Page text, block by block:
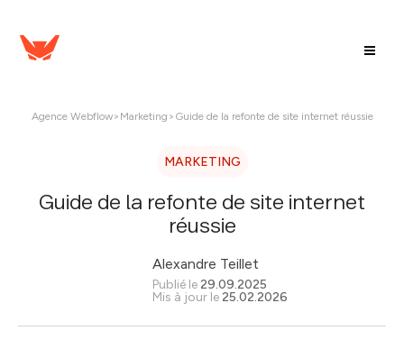
Agence Webflow> Marketing > Guide de la refonte de site internet réussie
MARKETING
Guide de la refonte de site internet
réussie
Alexandre Teillet
Publié le 29.09.2025
Mis à jour le 25.02.2026